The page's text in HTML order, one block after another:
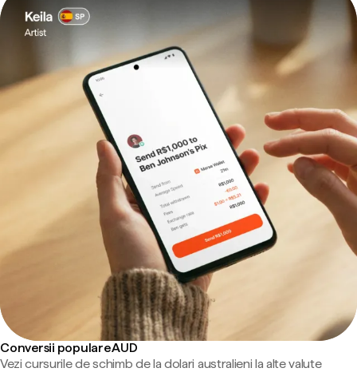
Conversii populare AUD
Vezi cursurile de schimb de la dolari australieni la alte valute